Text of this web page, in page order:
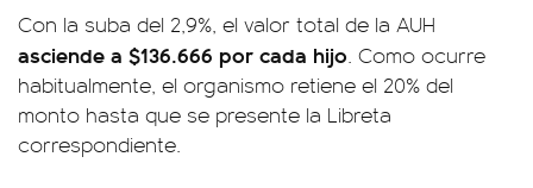
Con la suba del 2,9%, el valor total de la AUH
asciende a $136.666 por cada hijo. Como ocurre
habitualmente, el organismo retiene el 20% del
monto hasta que se presente la Libreta
correspondiente.